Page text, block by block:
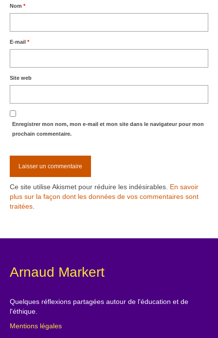
Nom *
E-mail *
Site web
Enregistrer mon nom, mon e-mail et mon site dans le navigateur pour mon
prochain commentaire.
Ce site utilise Akismet pour réduire les indésirables. En savoir
plus sur la façon dont les données de vos commentaires sont
traitées
Arnaud Markert
Quelques réflexions partagées autour de l'éducation et de
l'éthique.
Mentions légales